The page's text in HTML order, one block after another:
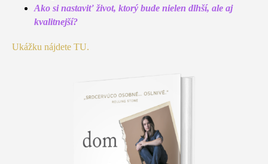
Ako si nastaviť život, ktorý bude nielen dlhší, ale aj
kvalitnejší?
Ukážku nájdete TU.